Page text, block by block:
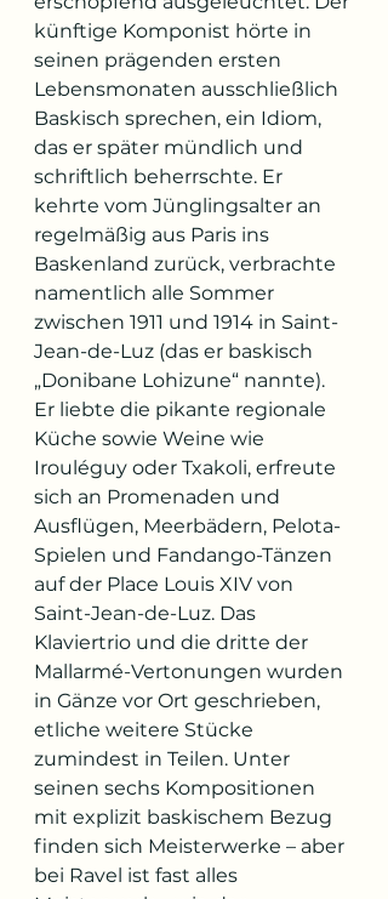
künftige Komponist hörte in
seinen prägenden ersten
Lebensmonaten ausschließlich
Baskisch sprechen, ein Idiom,
das er später mündlich und
schriftlich beherrschte. Er
kehrte vom Jünglingsalter an
regelmäßig aus Paris ins
Baskenland zurück, verbrachte
namentlich alle Sommer
zwischen 1911 und 1914 in Saint-
Jean-de-Luz (das er baskisch
„Donibane Lohizune“ nannte).
Er liebte die pikante regionale
Küche sowie Weine wie
Irouléguy oder Txakoli, erfreute
sich an Promenaden und
Ausflügen, Meerbädern, Pelota-
Spielen und Fandango-Tänzen
auf der Place Louis XIV von
Saint-Jean-de-Luz. Das
Klaviertrio und die dritte der
Mallarmé-Vertonungen wurden
in Gänze vor Ort geschrieben,
etliche weitere Stücke
zumindest in Teilen. Unter
seinen sechs Kompositionen
mit explizit baskischem Bezug
finden sich Meisterwerke – aber
bei Ravel ist fast alles